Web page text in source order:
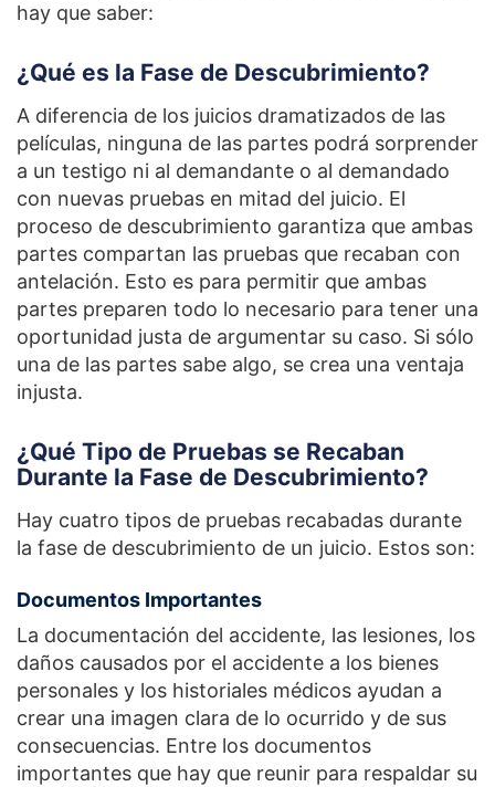
hay que saber:
¿Qué es la Fase de Descubrimiento?
A diferencia de los juicios dramatizados de las
películas, ninguna de las partes podrá sorprender
a un testigo ni al demandante o al demandado
con nuevas pruebas en mitad del juicio. El
proceso de descubrimiento garantiza que ambas
partes compartan las pruebas que recaban con
antelación. Esto es para permitir que ambas
partes preparen todo lo necesario para tener una
oportunidad justa de argumentar su caso. Si sólo
una de las partes sabe algo, se crea una ventaja
injusta.
¿Qué Tipo de Pruebas se Recaban
Durante la Fase de Descubrimiento?
Hay cuatro tipos de pruebas recabadas durante
la fase de descubrimiento de un juicio. Estos son:
Documentos Importantes
La documentación del accidente, las lesiones, los
daños causados por el accidente a los bienes
personales y los historiales médicos ayudan a
crear una imagen clara de lo ocurrido y de sus
consecuencias. Entre los documentos
importantes que hay que reunir para respaldar su